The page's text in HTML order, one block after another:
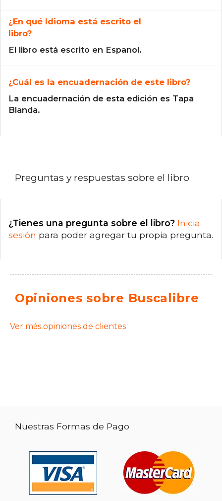
¿En qué Idioma está escrito el
libro?
El libro está escrito en Español.
¿Cuál es la encuadernación de este libro?
La encuadernación de esta edición es Tapa
Blanda.
Preguntas y respuestas sobre el libro
¿Tienes una pregunta sobre el libro? Inicia
sesión para poder agregar tu propia pregunta.
Opiniones sobre Buscalibre
Ver más opiniones de clientes
Nuestras Formas de Pago